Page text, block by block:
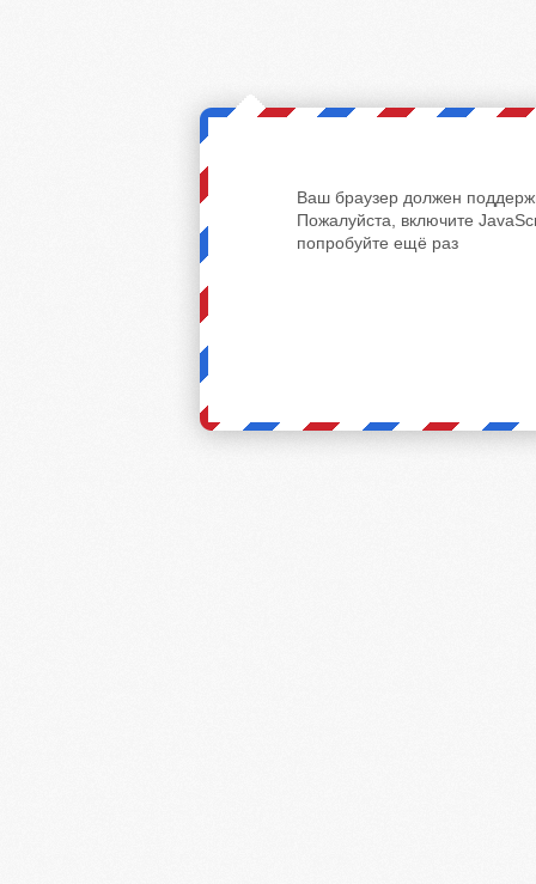
Ваш браузер должен
Пожалуйста, включите
попробуйте ещё раз